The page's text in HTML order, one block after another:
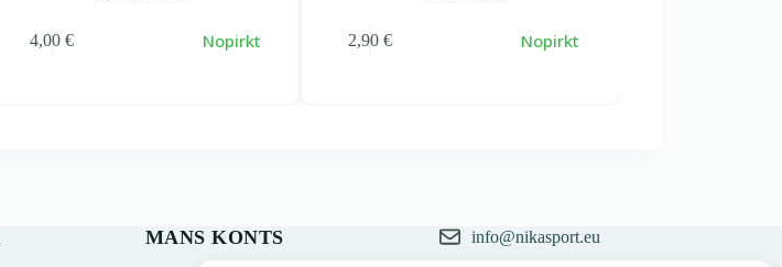
4,00 € Nopirkt 2,90€ Nopirkt
MANS KONTS info@nikasport.eu